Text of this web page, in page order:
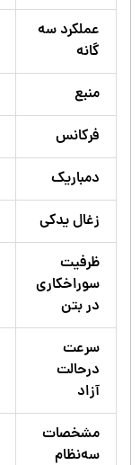
عملکرد سه
گانه
منبع
فرکانس
دمباریک
زغال یدکی
ظرفیت
سوراخکاری
در بتن
سرعت
درحالت
آزاد
مشخصات
سه‌نظام